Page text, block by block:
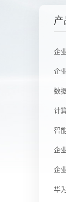
产
企
企
数
计
智
企
企
华